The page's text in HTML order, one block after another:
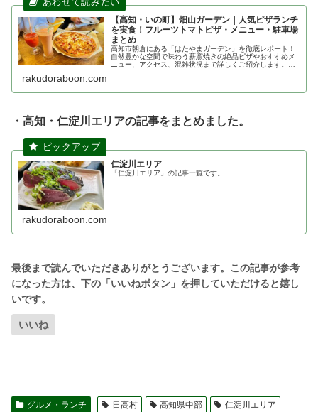
【高知・いの町】畑山ガーデン｜人気ピザランチ
を実食！フルーツトマトピザ・メニュー・駐車場
まとめ
高知市朝倉にある「はたやまガーデン」を徹底レポート！
自然豊かな空間で味わう薪窯焼きの絶品ピザやおすすめメ
ニュー、アクセス、混雑状況まで詳しくご紹介します。高
rakudoraboon.com
・高知・仁淀川エリアの記事をまとめました。
仁淀川エリア
「仁淀川エリア」の記事一覧です。
rakudoraboon.com
いいね
グルメ・ランチ 日高村 高知県中部
仁淀川エリア